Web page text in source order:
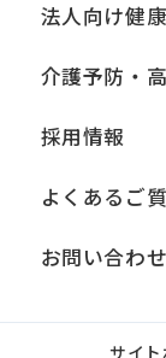
法人向け健
介護予防・
採用情報
よくあるご
お問い合わせ
サイト